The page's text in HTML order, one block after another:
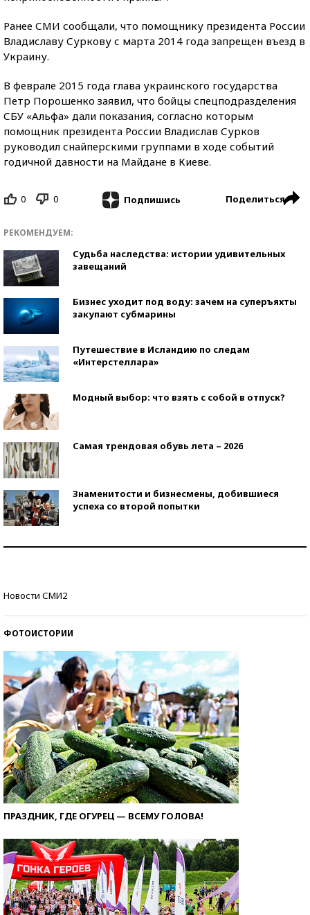
Ранее СМИ сообщали, что помощнику президента России
Владиславу Суркову с марта 2014 года запрещен въезд в
Украину.
В феврале 2015 года глава украинского государства
Петр Порошенко заявил, что бойцы спецподразделения
СБУ «Альфа» дали показания, согласно которым
помощник президента России Владислав Сурков
руководил снайперскими группами в ходе событий
годичной давности на Майдане в Киеве.
0 0 Подпишись Поделиться
РЕКОМЕНДУЕМ:
Судьба наследства: истории удивительных
завещаний
Бизнес уходит под воду: зачем на суперъяхты
закупают субмарины
Путешествие в Исландию по следам
«Интерстеллара»
Модный выбор: что взять с собой в отпуск?
Самая трендовая обувь лета – 2026
Знаменитости и бизнесмены, добившиеся
успеха со второй попытки
Новости СМИ2
ФОТОИСТОРИИ
ПРАЗДНИК, ГДЕ ОГУРЕЦ — ВСЕМУ ГОЛОВА!